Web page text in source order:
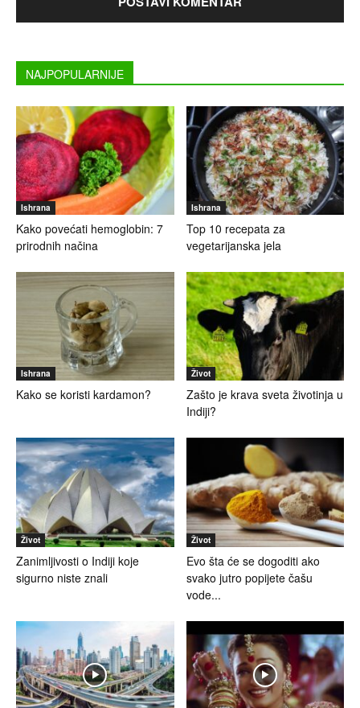
NAJPOPULARNIJE
Ishrana
Kako povećati hemoglobin: 7
prirodnih načina
Ishrana
Top 10 recepata za
vegetarijanska jela
Ishrana
Kako se koristi kardamon?
Život
Zašto je krava sveta životinja u
Indiji?
Život
Zanimljivosti o Indiji koje
sigurno niste znali
Život
Evo šta će se dogoditi ako
svako jutro popijete čašu
vode...